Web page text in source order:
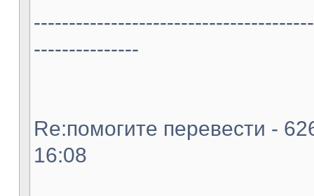
---------------
Re:помогите перевести -
16:08